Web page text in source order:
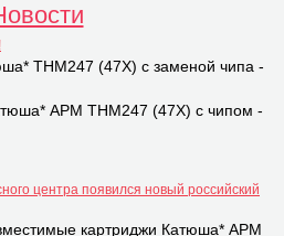
THM247 (47X) с заменой чипа -
APM THM247 (47X) с чипом -
центра появился новый российский
картриджи Катюша* APM